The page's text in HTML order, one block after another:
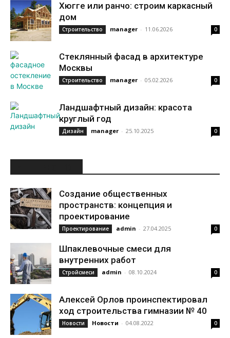
Хюгге или ранчо: строим каркасный
дом
Строительство manager - 11.06.2026 0
Стеклянный фасад в архитектуре
Москвы
Строительство manager - 05.02.2026 0
Ландшафтный дизайн: красота
круглый год
Дизайн manager - 25.10.2025 0
Создание общественных
пространств: концепция и
проектирование
Проектирование admin - 27.04.2025 0
Шпаклевочные смеси для
внутренних работ
Стройсмеси admin - 08.10.2024 0
Алексей Орлов проинспектировал
ход строительства гимназии № 40
Новости Новости - 04.08.2022 0